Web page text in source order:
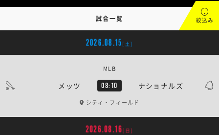
試合一覧 絞込み
2026.08.15 [土]
メッツ 08:10 ナショナルズ
MLB
シティ・フィールド
2026.08.16[日]